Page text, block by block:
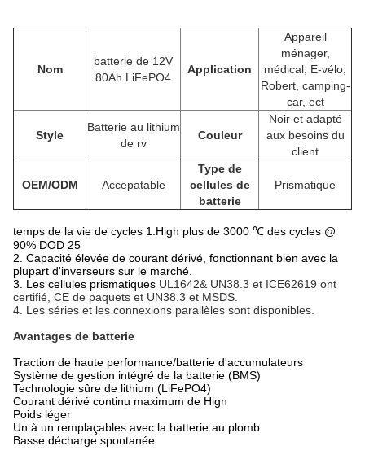
Nom
batterie de 12V
80Ah LiFePO4
Application
Appareil
ménager,
médical, E-vélo,
Robert, camping-
car, ect
Style
Batterie au lithium
de rv
Couleur
Noir et adapté
aux besoins du
client
OEM/ODM Accepatable
Type de
cellules de
batterie
Prismatique
temps de la vie de cycles 1.High plus de 3000 ℃ des cycles @
90% DOD 25
2. Capacité élevée de courant dérivé, fonctionnant bien avec la
plupart d'inverseurs sur le marché.
3. Les cellules prismatiques UL1642& UN38.3 et ICE62619 ont
certifié, CE de paquets et UN38.3 et MSDS.
4. Les séries et les connexions parallèles sont disponibles.
Avantages de batterie
Traction de haute performance/batterie d'accumulateurs
Système de gestion intégré de la batterie (BMS)
Technologie sûre de lithium (LiFePO4)
Courant dérivé continu maximum de Hign
Poids léger
Un à un remplaçables avec la batterie au plomb
Basse décharge spontanée